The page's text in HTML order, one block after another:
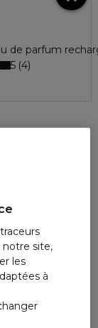
de parfum
5 4
site,
les
à